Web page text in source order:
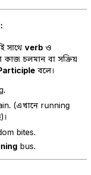
সাথে verb ও
চলমান বা সক্রিয়
বলে।
(এখানে running
bites.
bus.